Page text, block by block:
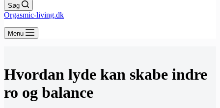
Søg
Orgasmic-living.dk
Menu
Hvordan lyde kan skabe indre
ro og balance